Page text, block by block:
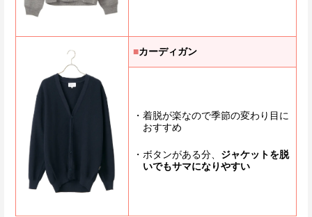
■カーディガン
着脱が楽なので季節の変わり目に
おすすめ
ボタンがある分、 ジャケットを脱
いでもサマになりやすい